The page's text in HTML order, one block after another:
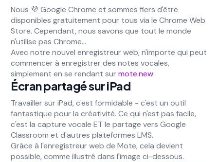
Nous 💜 Google Chrome et sommes fiers d'être
disponibles gratuitement pour tous via le Chrome Web
Store. Cependant, nous savons que tout le monde
n'utilise pas Chrome...
Avec notre nouvel enregistreur web, n'importe qui peut
commencer à enregistrer des notes vocales,
simplement en se rendant surmote.new
Écran partagé sur iPad
Travailler sur iPad, c'est formidable - c'est un outil
fantastique pour la créativité. Ce qui n'est pas facile,
c'est la capture vocale ET le partage vers Google
Classroom et d'autres plateformes LMS.
Grâce à l'enregistreur web de Mote, cela devient
possible, comme illustré dans l'image ci-dessous.